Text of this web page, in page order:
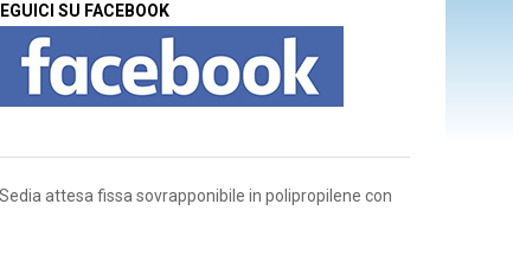
SU FACEBOOK
Sedia attesa fissa sovrapponibile in polipropilene con